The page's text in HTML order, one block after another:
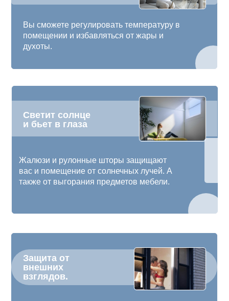
Вы сможете регулировать температуру в
помещении и избавляться от жары и
духоты.
Защита от
внешних
взглядов.
Светит солнце
и бьет в глаза
Жалюзи и рулонные шторы защищают
вас и помещение от солнечных лучей. А
также от выгорания предметов мебели.